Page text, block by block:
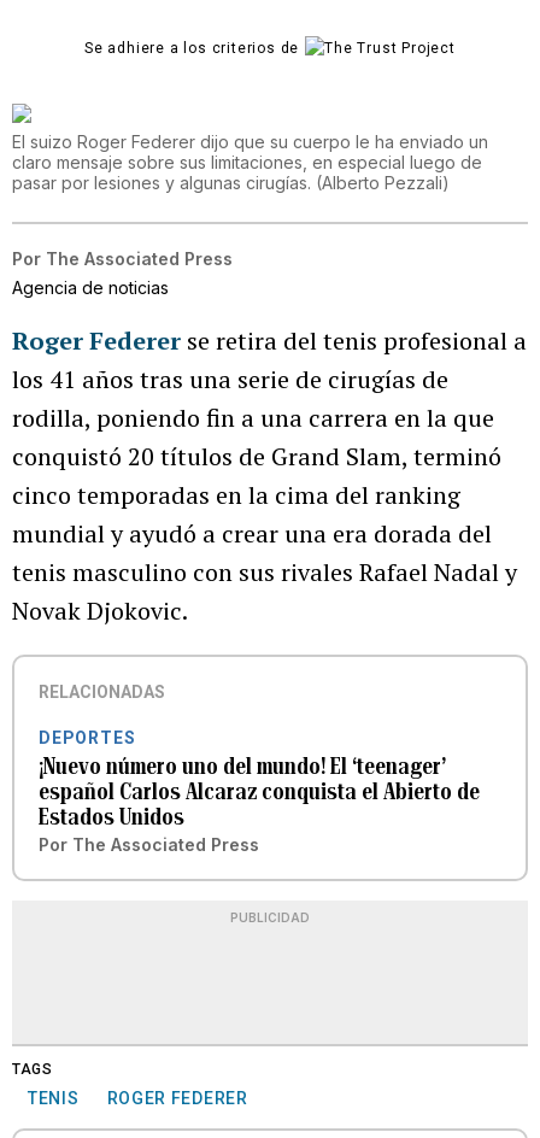
Se adhiere a los criterios de
El suizo Roger Federer dijo que su cuerpo le ha enviado un
claro mensaje sobre sus limitaciones, en especial luego de
pasar por lesiones y algunas cirugías. (Alberto Pezzali)
Por The Associated Press
Agencia de noticias
Roger Federer se retira del tenis profesional a
los 41 años tras una serie de cirugías de
rodilla, poniendo fin a una carrera en la que
conquistó 20 títulos de Grand Slam, terminó
cinco temporadas en la cima del ranking
mundial y ayudó a crear una era dorada del
tenis masculino con sus rivales Rafael Nadal y
Novak Djokovic.
RELACIONADAS
DEPORTES
¡Nuevo número uno del mundo! El ‘teenager’
español Carlos Alcaraz conquista el Abierto de
Estados Unidos
Por The Associated Press
PUBLICIDAD
TAGS
TENIS ROGER FEDERER